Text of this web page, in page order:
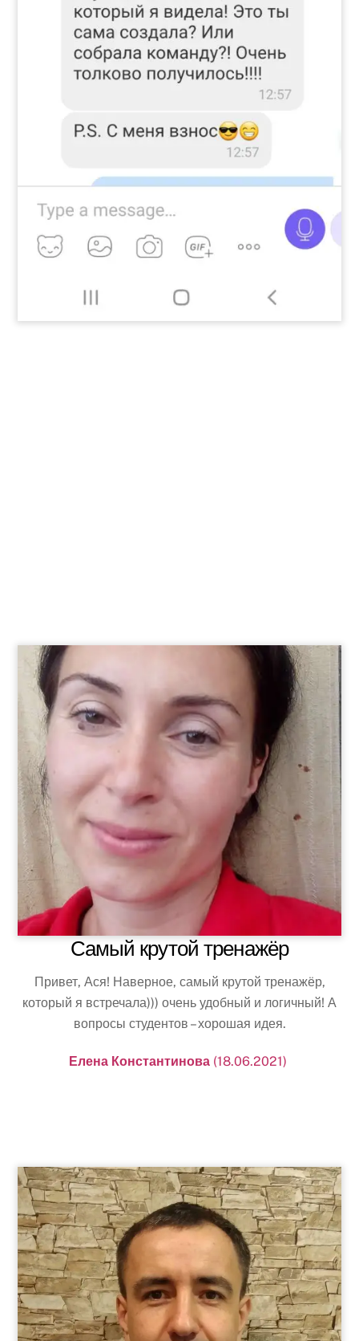
Самый крутой тренажёр
Привет, Ася! Наверное, самый крутой тренажёр,
который я встречала))) очень удобный и логичный! А
вопросы студентов – хорошая идея.
Елена Константинова (18.06.2021)